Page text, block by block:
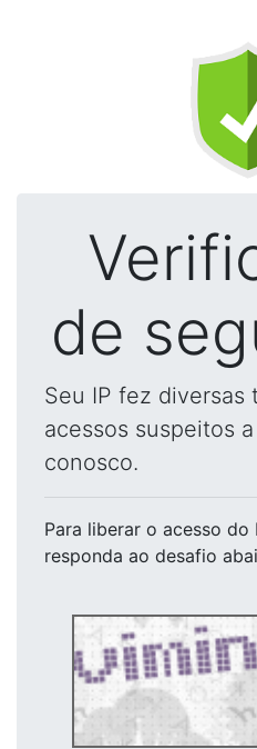
de
Seu IP fez diversas
acessos suspeitos
conosco.
Para liberar o acesso do
responda ao desafio